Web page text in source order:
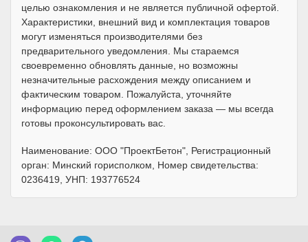
целью ознакомления и не является публичной офертой.
Характеристики, внешний вид и комплектация товаров
могут изменяться производителями без
предварительного уведомления. Мы стараемся
своевременно обновлять данные, но возможны
незначительные расхождения между описанием и
фактическим товаром. Пожалуйста, уточняйте
информацию перед оформлением заказа — мы всегда
готовы проконсультировать вас.
Наименование: ООО "ПроектБетон", Регистрационный
орган: Минский горисполком, Номер свидетельства:
0236419, УНП: 193776524